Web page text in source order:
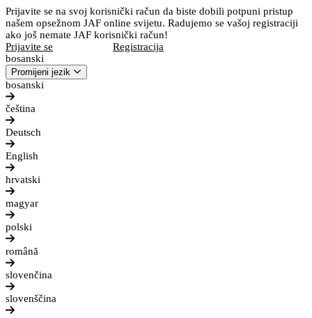
Prijavite se na svoj korisnički račun da biste dobili potpuni pristup
našem opsežnom JAF online svijetu. Radujemo se vašoj registraciji
ako još nemate JAF korisnički račun!
Prijavite se
Registracija
bosanski
Promijeni jezik
bosanski
čeština
Deutsch
English
hrvatski
magyar
polski
română
slovenčina
slovenščina